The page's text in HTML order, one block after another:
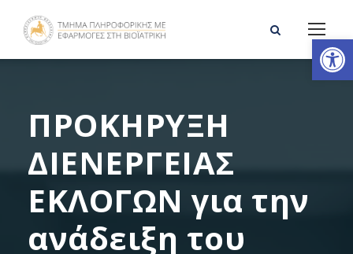
Ανοίξτε τη γραμμή εργαλείων
ΠΡΟΚΗΡΥΞΗ
ΔΙΕΝΕΡΓΕΙΑΣ
ΕΚΛΟΓΩΝ για την
ανάδειξη του